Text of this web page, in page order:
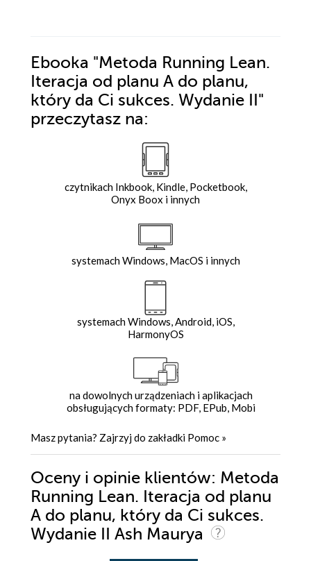
Ebooka "Metoda Running Lean.
Iteracja od planu A do planu,
który da Ci sukces. Wydanie II"
przeczytasz na:
czytnikach Inkbook, Kindle, Pocketbook,
Onyx Boox i innych
systemach Windows, MacOS i innych
systemach Windows, Android, iOS,
HarmonyOS
na dowolnych urządzeniach i aplikacjach
obsługujących formaty: PDF, EPub, Mobi
Masz pytania? Zajrzyj do zakładki Pomoc »
Oceny i opinie klientów: Metoda
Running Lean. Iteracja od planu
A do planu, który da Ci sukces.
Wydanie II Ash Maurya